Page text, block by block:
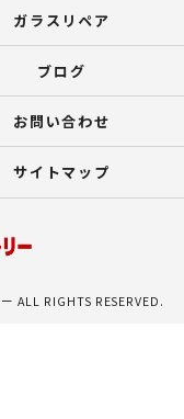
ガラスリペア
ブログ
お問い合わせ
サイトマップ
ALL RIGHTS RESERVED.